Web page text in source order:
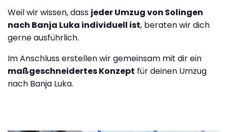
Weil wir wissen, dass jeder Umzug von Solingen
nach Banja Luka individuell ist, beraten wir dich
gerne ausführlich.
Im Anschluss erstellen wir gemeinsam mit dir ein
maßgeschneidertes Konzept für deinen Umzug
nach Banja Luka.